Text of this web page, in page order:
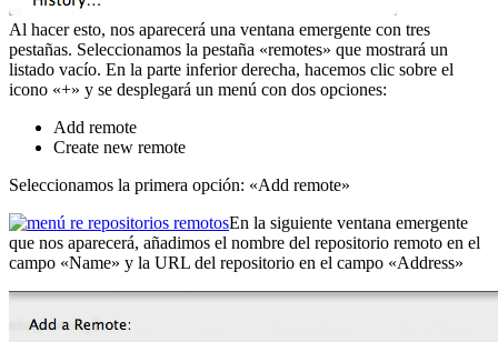
Al hacer esto, nos aparecerá una ventana emergente con tres
pestañas. Seleccionamos la pestaña «remotes» que mostrará un
listado vacío. En la parte inferior derecha, hacemos clic sobre el
icono «+» y se desplegará un menú con dos opciones:
Add remote
Create new remote
Seleccionamos la primera opción: «Add remote»
En la siguiente ventana emergente
que nos aparecerá, añadimos el nombre del repositorio remoto en el
campo «Name» y la URL del repositorio en el campo «Address»